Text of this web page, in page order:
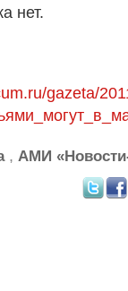
нет.
gazeta/
, АМИ